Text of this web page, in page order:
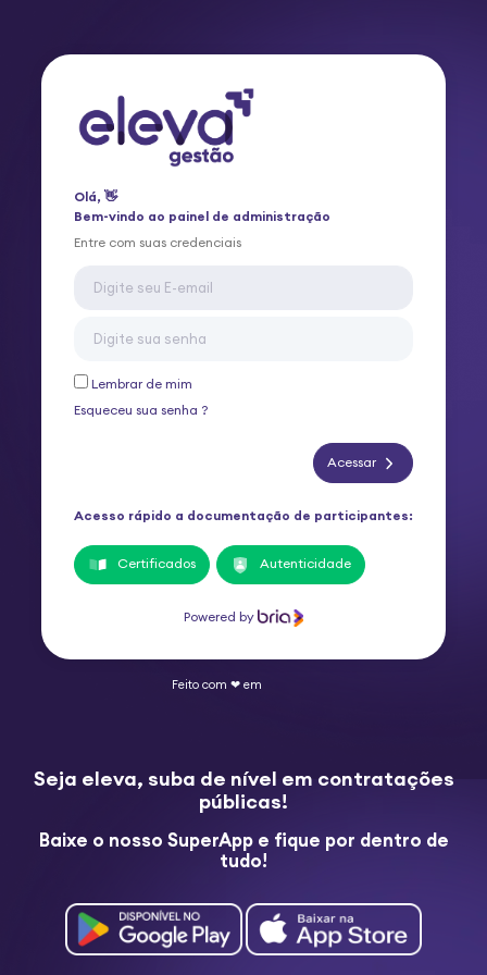
Olá, 👋
Bem-vindo ao painel de administração
Entre com suas credenciais
Lembrar de mim
Esqueceu sua senha ?
Acessar
Acesso rápido a documentação de participantes:
Certificados Autenticidade
Powered by
Feito com ❤ em
Seja eleva, suba de nível em contratações
públicas!
Baixe o nosso SuperApp e fique por dentro de
tudo!